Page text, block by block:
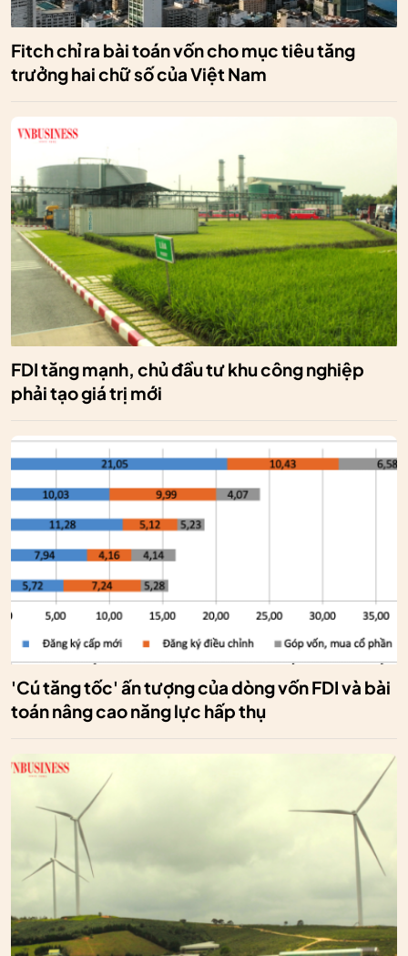
Fitch chỉ ra bài toán vốn cho mục tiêu tăng
trưởng hai chữ số của Việt Nam
FDI tăng mạnh, chủ đầu tư khu công nghiệp
phải tạo giá trị mới
'Cú tăng tốc' ấn tượng của dòng vốn FDI và bài
toán nâng cao năng lực hấp thụ